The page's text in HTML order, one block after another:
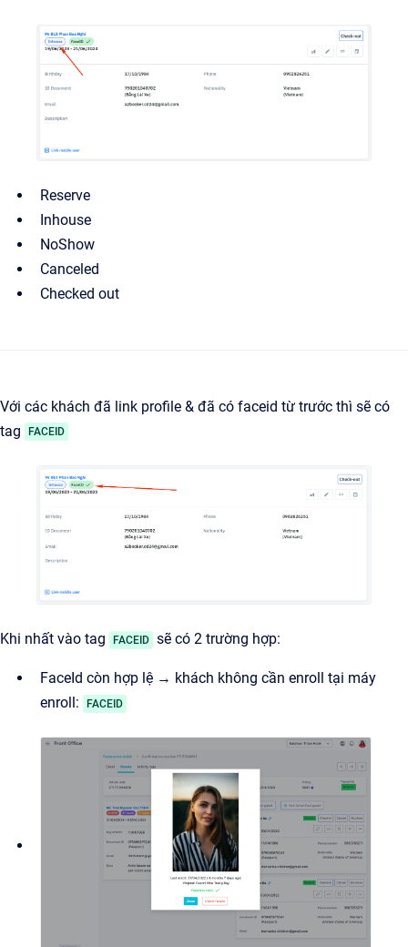
Reserve
Inhouse
NoShow
Canceled
Checked out
Với các khách đã link profile & đã có faceid từ trước thì sẽ có
tag
FACEID
Khi nhất vào tag FACEID sẽ có 2 trường hợp:
FaceId còn hợp lệ → khách không cần enroll tại máy
enroll:
FACEID